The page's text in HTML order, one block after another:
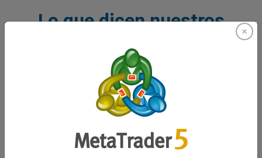
Lo que dicen nuestros